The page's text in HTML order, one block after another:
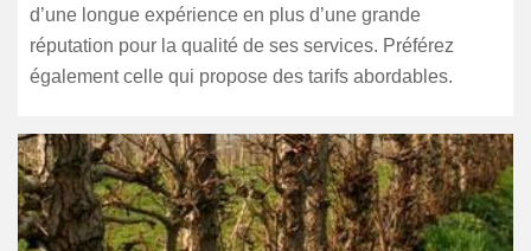
d’une longue expérience en plus d’une grande
réputation pour la qualité de ses services. Préférez
également celle qui propose des tarifs abordables.